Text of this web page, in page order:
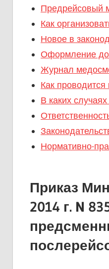
Предрейсовый
Как
Новое в
Оформление
Журнал
Как
В каких
Нормативно-
Приказ
2014 г. N